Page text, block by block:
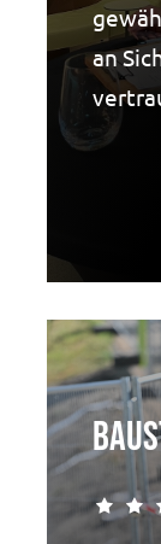
an